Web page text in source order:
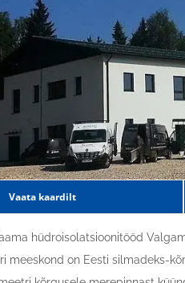
Vaata kaardilt
hüdroisolatsioonitööd
meeskond on Eesti silmadeks-